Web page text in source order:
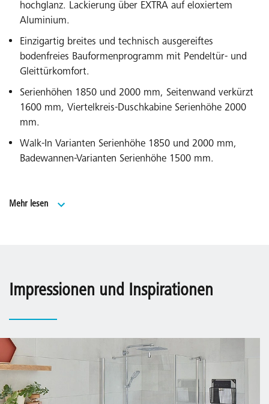
hochglanz. Lackierung über EXTRA auf eloxiertem
Aluminium.
Einzigartig breites und technisch ausgereiftes
bodenfreies Bauformenprogramm mit Pendeltür- und
Gleittürkomfort.
Serienhöhen 1850 und 2000 mm, Seitenwand verkürzt
1600 mm, Viertelkreis-Duschkabine Serienhöhe 2000
mm.
Walk-In Varianten Serienhöhe 1850 und 2000 mm,
Badewannen-Varianten Serienhöhe 1500 mm.
Umfangreiches Sondermaßprogramm und
20 Jahre Ersatzteil-Nachkaufsicherheit nach Auslauf des
Mehr lesen
Impressionen und Inspirationen